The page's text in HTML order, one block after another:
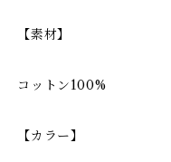
【素材】
コットン100%
【カラー】